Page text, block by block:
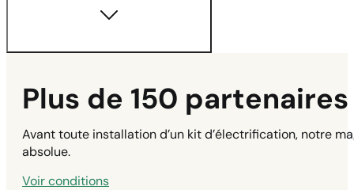
Plus de 150
Avant toute installation d’un kit d’électrification, notre
absolue.
Voir conditions